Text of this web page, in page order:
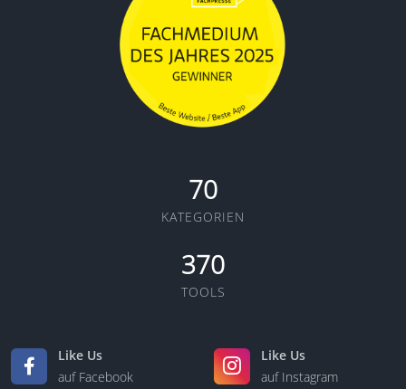
70
KATEGORIEN
370
TOOLS
Like Us
auf Facebook
Like Us
auf Instagram